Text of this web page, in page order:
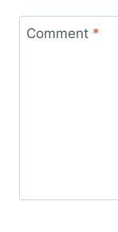
Comment *